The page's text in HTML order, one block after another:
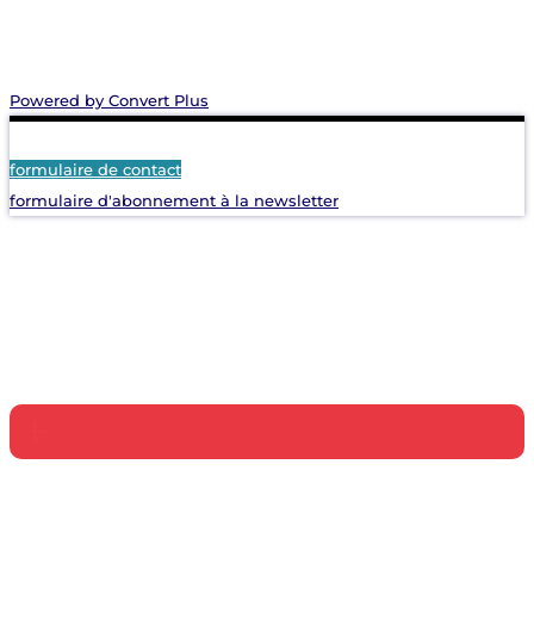
Powered by Convert Plus
formulaire de contact
formulaire d'abonnement à la newsletter